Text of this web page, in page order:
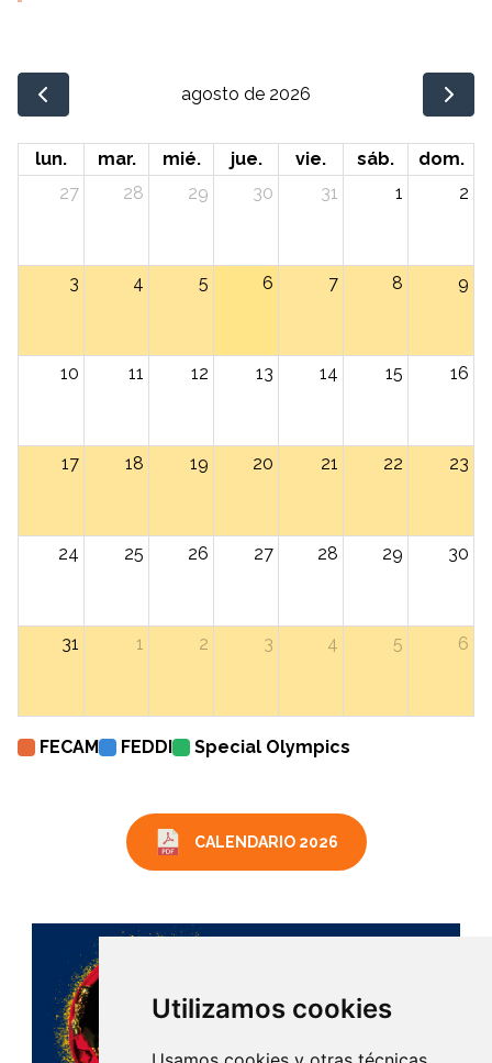
Utilizamos cookies
agosto de 2026
lun. mar. mié. jue. vie. sáb.
dom.
27
28 29 30 31 1 2
3 4 5 6 7 8 9
10 11 12 13 14 15 16
17 18 19 20 21 22 23
24 25 26 27 28 29 30
31 1 2 3 4 5 6
FECAM FEDDI Special Olympics
CALENDARIO 2026